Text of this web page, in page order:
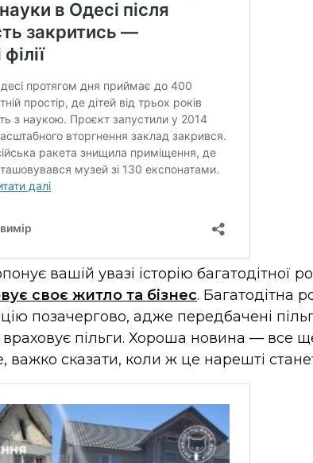
вашій увазі історію багатодітної
своє житло та бізнес. Багатодітна
позачергово, адже передбачені
пільги. Хороша новина — все
важко сказати, коли ж це нарешті